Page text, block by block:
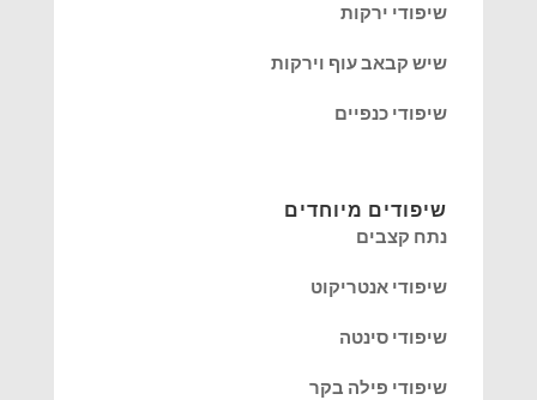
שיפודי ירקות
שיש קבאב עוף וירקות
שיפודי כנפיים
שיפודים מיוחדים
נתח קצבים
שיפודי אנטריקוט
שיפודי סינטה
שיפודי פילה בקר